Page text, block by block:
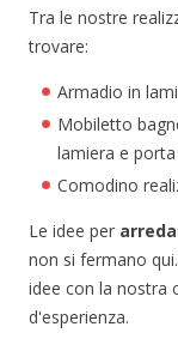
Tra le nostre
trovare:
Armadio in
Mobiletto
lamiera e
Comodino
Le idee per
non si fermano
idee con la nostra
d'esperienza.